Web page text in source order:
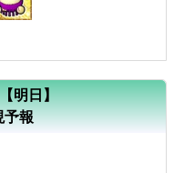
明日】
予報